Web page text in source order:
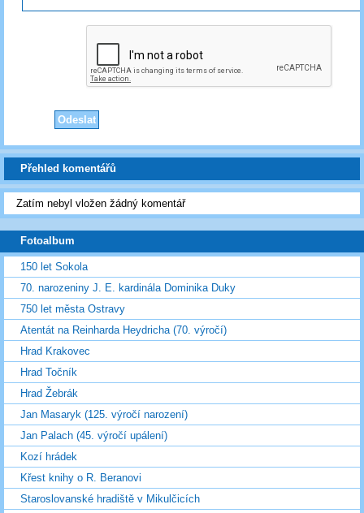
Přehled komentářů
Zatím nebyl vložen žádný komentář
Fotoalbum
150 let Sokola
70. narozeniny J. E. kardinála Dominika Duky
750 let města Ostravy
Atentát na Reinharda Heydricha (70. výročí)
Hrad Krakovec
Hrad Točník
Hrad Žebrák
Jan Masaryk (125. výročí narození)
Jan Palach (45. výročí upálení)
Kozí hrádek
Křest knihy o R. Beranovi
Staroslovanské hradiště v Mikulčicích